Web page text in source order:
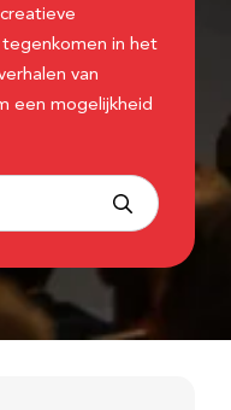
in het
van
een mogelijkheid